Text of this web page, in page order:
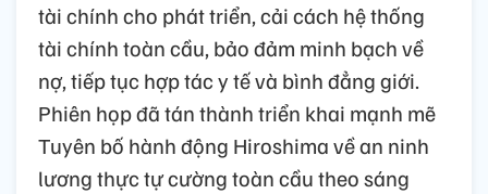
tài chính cho phát triển, cải cách hệ thống
tài chính toàn cầu, bảo đảm minh bạch về
nợ, tiếp tục hợp tác y tế và bình đẳng giới.
Phiên họp đã tán thành triển khai mạnh mẽ
Tuyên bố hành động Hiroshima về an ninh
lương thực tự cường toàn cầu theo sáng